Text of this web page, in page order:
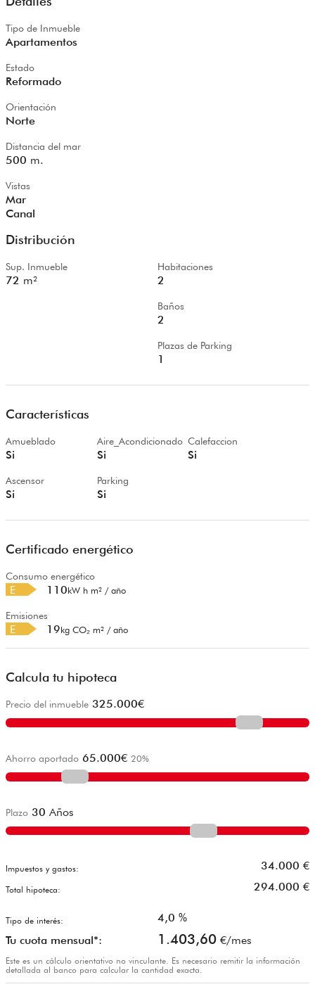
Tipo de Inmueble
Apartamentos
Estado
Reformado
Orientación
Norte
Distancia del mar
500 m.
Vistas
Mar
Canal
Distribución
Sup. Inmueble
72 m²
Habitaciones
2
Baños
2
Plazas de Parking
1
Características
Amueblado
Si
Aire_Acondicionado
Si
Calefaccion
Si
Ascensor
Si
Parking
Si
Certificado energético
Consumo energético
E 110kW h m² / año
Emisiones
E 19kg CO₂ m² / año
Calcula tu hipoteca
Precio del inmueble 325.000€
Ahorro aportado 65.000€ 20%
Plazo 30 Años
Impuestos y gastos: 34.000 €
Total hipoteca: 294.000 €
Tipo de interés: 4,0 %
Tu cuota mensual*:
1.403,60 €/mes
Este es un cálculo orientativo no vinculante. Es necesario remitir la información
detallada al banco para calcular la cantidad exacta.